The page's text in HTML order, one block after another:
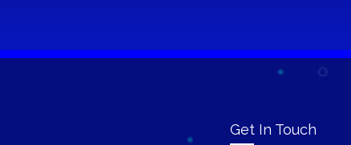
Get In Touch